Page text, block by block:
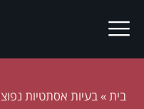
בית»בעיות אסתטיות